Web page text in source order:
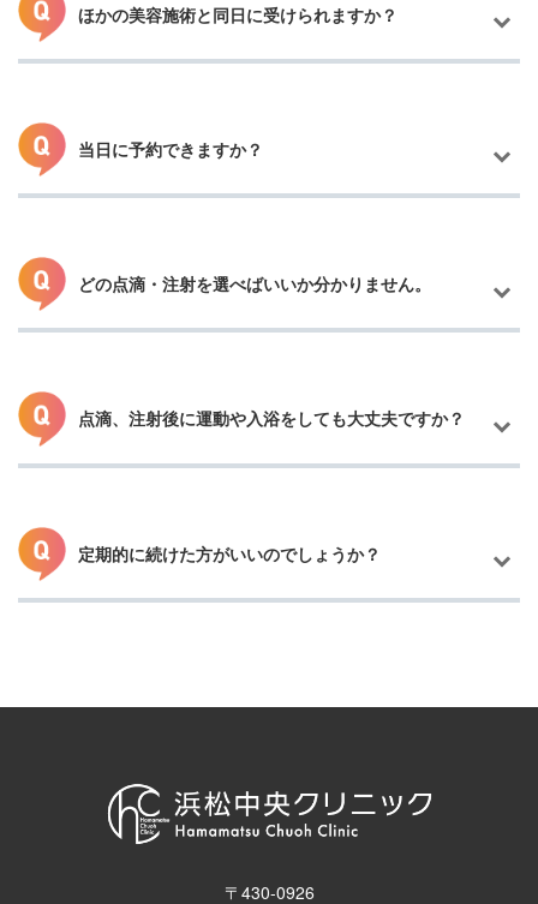
注射は数分程度、点滴は30分程度で完了します。（高濃度ビタミ
ンC点滴は1時間程かかります。）
ほかの美容施術と同日に受けられますか？
はい。多くの施術と同日施術が可能です。特に、レーザーやピー
リングと美容点滴・美容注射を組み合わせると、肌の回復や美白
当日に予約できますか？
空き状況により当日でもご予約をお取りできます。
お電話にてお気軽にお問い合わせください！
どの点滴・注射を選べばいいか分かりません。
ご安心ください。お伺いした悩み、目的に合わせて、おすすめの
点滴をスタッフがご提案いたします。迷ったらまずは「美白、美
点滴、注射後に運動や入浴をしても大丈夫ですか？
基本的には問題ありません。ただし、施術直後の激しい運動や長
風呂はまれに気分が悪くなることがあるため、1～2時間は安静を
定期的に続けた方がいいのでしょうか？
はい。美容点滴、美容注射は継続することで内側から肌や体質を
・月2～4回 ➡ 集中的に肌質、体調改善したい方向け
・月1回 ➡ メンテナンス目的の方におすすめ。長期的に続けるこ
とで、肌が安定しやすくなったという声が多いです。
〒430-0926